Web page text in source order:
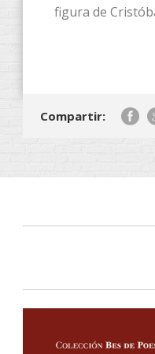
figura de
Compartir: